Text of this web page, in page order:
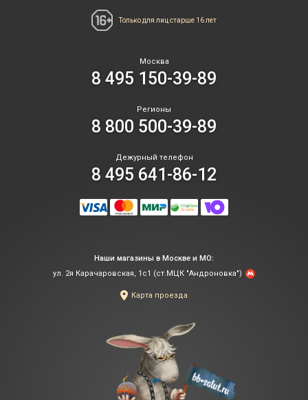
Только для лиц старше 16 лет
Москва
8 495 150-39-89
Регионы
8 800 500-39-89
Дежурный телефон
8 495 641-86-12
Наши магазины в Москве и МО:
ул. 2я Карачаровская, 1с1 (ст.МЦК "Андроновка")
Карта проезда